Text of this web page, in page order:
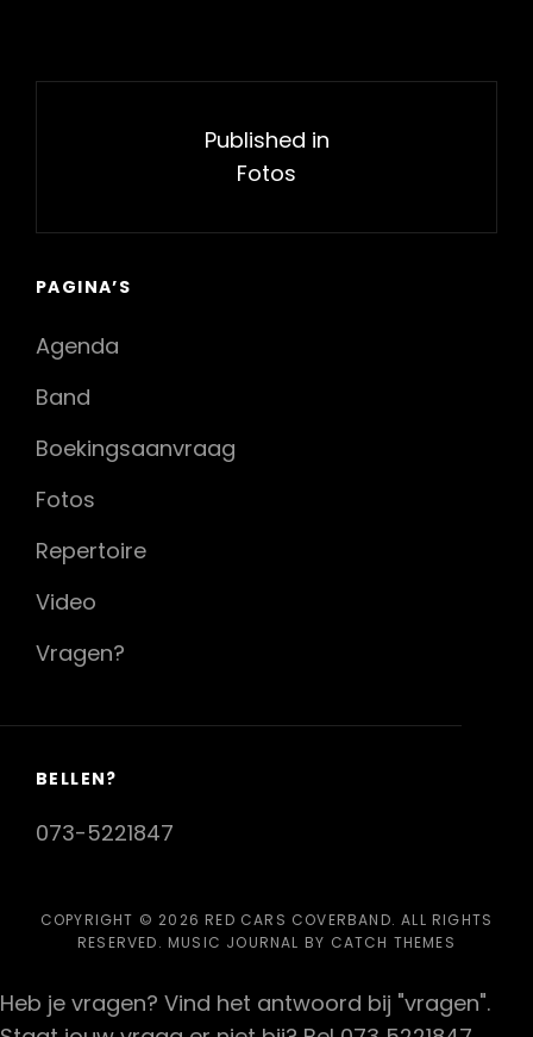
Published in
Fotos
PAGINA’S
Agenda
Band
Boekingsaanvraag
Fotos
Repertoire
Video
Vragen?
BELLEN?
073-5221847
COPYRIGHT © 2026 RED CARS COVERBAND. ALL RIGHTS
RESERVED. MUSIC JOURNAL BY CATCH THEMES
Heb je vragen? Vind het antwoord bij "vragen".